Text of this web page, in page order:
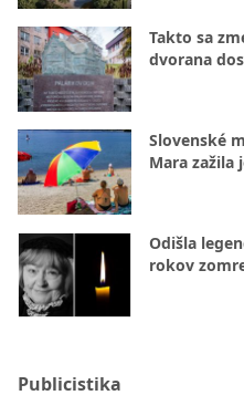
Takto sa
dvorana
Slovenské
Mara zažila
Odišla
rokov
Publicistika